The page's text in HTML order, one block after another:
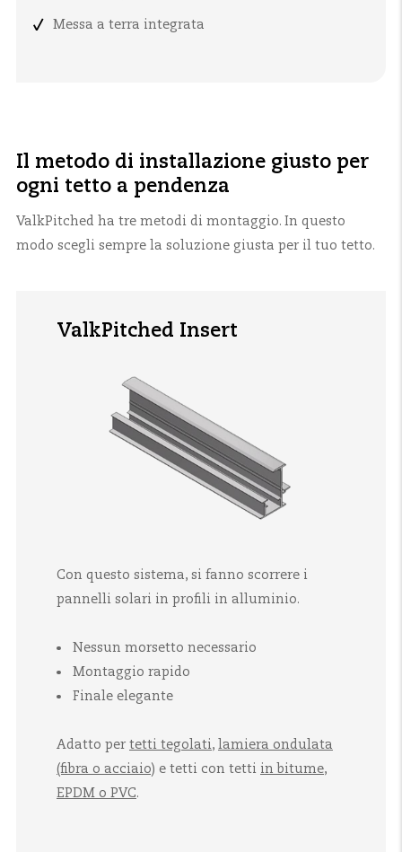
Messa a terra integrata
Il metodo di installazione giusto per
ogni tetto a pendenza
ValkPitched ha tre metodi di montaggio. In questo
modo scegli sempre la soluzione giusta per il tuo tetto.
ValkPitched Insert
Con questo sistema, si fanno scorrere i
pannelli solari in profili in alluminio.
Nessun morsetto necessario
Montaggio rapido
Finale elegante
Adatto per tetti tegolati, lamiera ondulata
(fibra o acciaio) e tetti con tetti in bitume,
EPDM o PVC.